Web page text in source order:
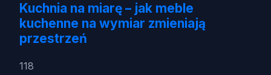
Kuchnia na miarę – jak meble
kuchenne na wymiar zmieniają
przestrzeń
118